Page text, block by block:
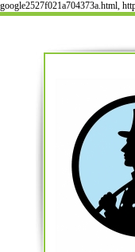
google2527f021a704373a.html,